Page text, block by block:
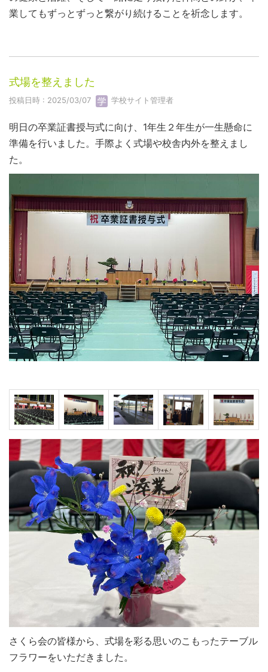
業してもずっとずっと繋がり続けることを祈念します。
式場を整えました
投稿日時 : 2025/03/07 学校サイト管理者
明日の卒業証書授与式に向け、1年生２年生が一生懸命に
準備を行いました。手際よく式場や校舎内外を整えまし
た。
さくら会の皆様から、式場を彩る思いのこもったテーブル
フラワーをいただきました。